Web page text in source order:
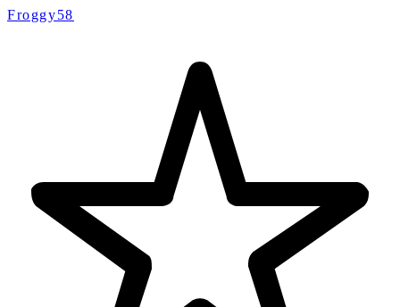
Froggy58